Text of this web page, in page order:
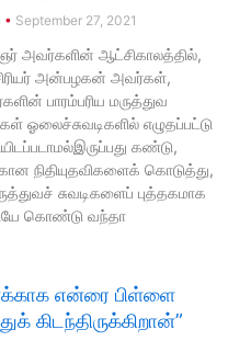
September 27, 2021
அவர்களின் ஆட்சிகாலத்தில்,
அன்பழகன் அவர்கள்,
பாரம்பரிய மருத்துவ
ஓலைச்சுவடிகளில் எழுதப்பட்டு
கண்டு,
நிதியுதவிகளைக் கொடுத்து,
சுவடிகளைப் புத்தகமாக
கொண்டு வந்தா
என்ரை பிள்ளை
கிடந்திருக்கிறான்”